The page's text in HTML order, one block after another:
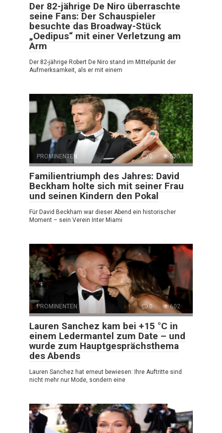
Der 82-jährige De Niro überraschte
seine Fans: Der Schauspieler
besuchte das Broadway-Stück
„Oedipus“ mit einer Verletzung am
Arm
Der 82-jährige Robert De Niro stand im Mittelpunkt der
Aufmerksamkeit, als er mit einem
PROMINENTEN 0 525
Familientriumph des Jahres: David
Beckham holte sich mit seiner Frau
und seinen Kindern den Pokal
Für David Beckham war dieser Abend ein historischer
Moment – sein Verein Inter Miami
PROMINENTEN 0 602
Lauren Sanchez kam bei +15 °C in
einem Ledermantel zum Date – und
wurde zum Hauptgesprächsthema
des Abends
Lauren Sanchez hat erneut bewiesen: Ihre Auftritte sind
nicht mehr nur Mode, sondern eine